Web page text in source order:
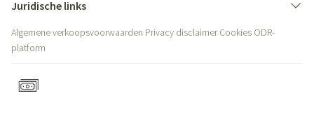
Juridische links
Algemene verkoopsvoorwaarden Privacy disclaimer Cookies ODR-
platform